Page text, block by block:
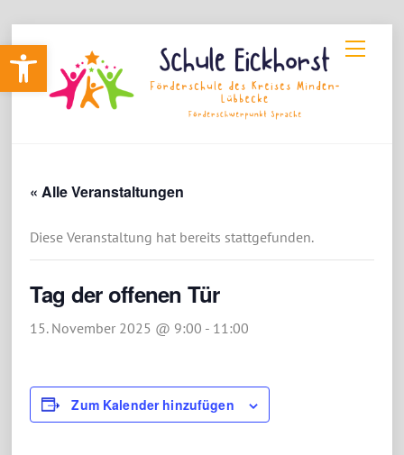
Werkzeugleiste öffnen
to
content
Menu
« Alle Veranstaltungen
Diese Veranstaltung hat bereits stattgefunden.
Tag der offenen Tür
15. November 2025 @ 9:00 - 11:00
Zum Kalender hinzufügen